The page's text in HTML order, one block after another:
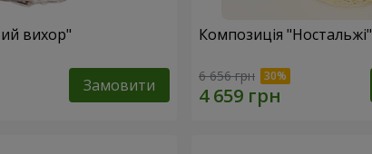
вихор"
Замовити
Композиція "Ностальжі"
6 656 грн